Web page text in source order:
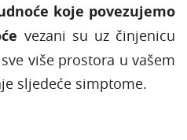
koje povezujemo
vezani su uz činjenicu
više prostora u vašem
sljedeće simptome.